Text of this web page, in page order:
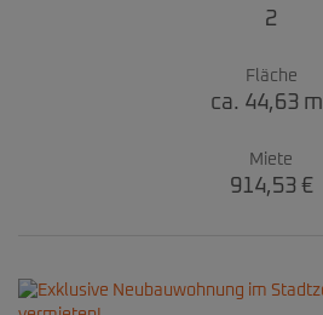
2
Fläche
ca. 44,63 m
Miete
914,53 €